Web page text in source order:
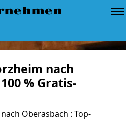
nach
% Gratis-
Oberasbach : Top-